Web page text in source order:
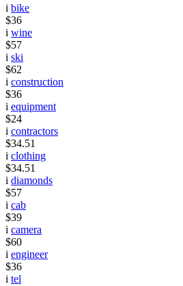
i bike
$36
i wine
$57
i ski
$62
i construction
$36
i equipment
$24
i contractors
$34.51
i clothing
$34.51
i diamonds
$57
i cab
$39
i camera
$60
i engineer
$36
i tel